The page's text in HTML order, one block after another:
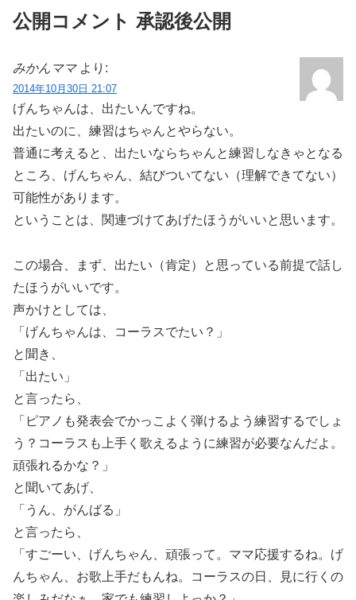
公開コメント 承認後公開
みかんママ より:
2014年10月30日 21:07
げんちゃんは、出たいんですね。
出たいのに、練習はちゃんとやらない。
普通に考えると、出たいならちゃんと練習しなきゃとなる
ところ、げんちゃん、結びついてない（理解できてない）
可能性があります。
ということは、関連づけてあげたほうがいいと思います。
この場合、まず、出たい（肯定）と思っている前提で話し
たほうがいいです。
声かけとしては、
「げんちゃんは、コーラスでたい？」
と聞き、
「出たい」
と言ったら、
「ピアノも発表会でかっこよく弾けるよう練習するでしょ
う？コーラスも上手く歌えるように練習が必要なんだよ。
頑張れるかな？」
と聞いてあげ、
「うん、がんばる」
と言ったら、
「すごーい、げんちゃん、頑張って。ママ応援するね。げ
んちゃん、お歌上手だもんね。コーラスの日、見に行くの